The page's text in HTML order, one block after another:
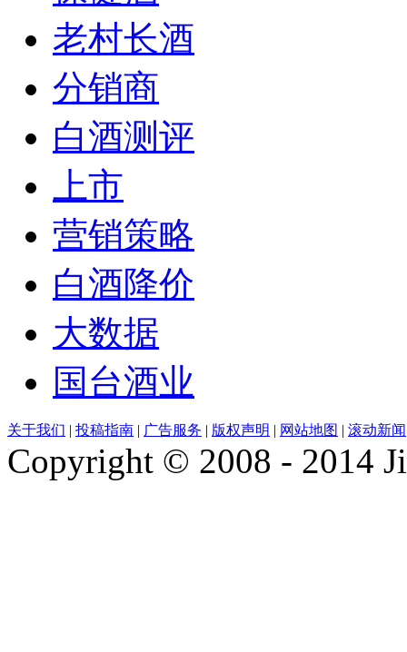
老村长酒
分销商
白酒测评
上市
营销策略
白酒降价
大数据
国台酒业
关于我们 | 投稿指南 | 广告服务 | 版权声明 | 网站地图 | 滚动新闻
Copyright © 2008 - 2014